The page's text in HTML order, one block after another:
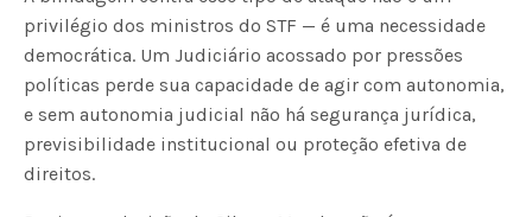
privilégio dos ministros do STF — é uma necessidade
democrática. Um Judiciário acossado por pressões
políticas perde sua capacidade de agir com autonomia,
e sem autonomia judicial não há segurança jurídica,
previsibilidade institucional ou proteção efetiva de
direitos.